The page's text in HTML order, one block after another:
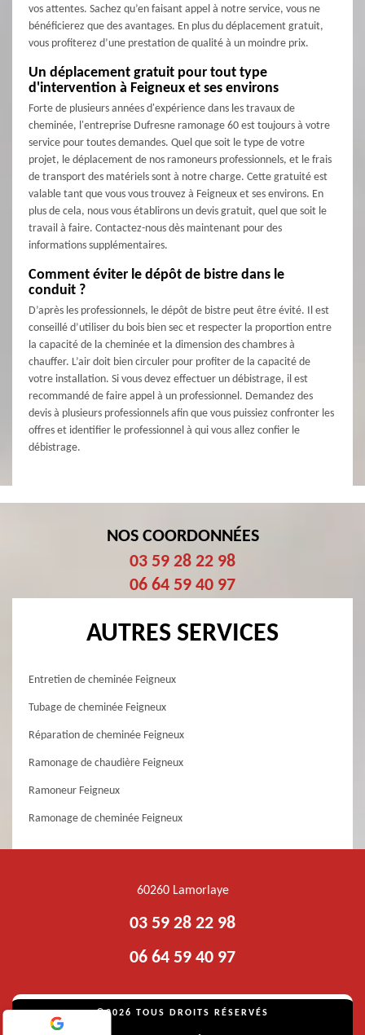
vos attentes. Sachez qu’en faisant appel à notre service, vous ne
bénéficierez que des avantages. En plus du déplacement gratuit,
vous profiterez d’une prestation de qualité à un moindre prix.
Un déplacement gratuit pour tout type
d'intervention à Feigneux et ses environs
Forte de plusieurs années d'expérience dans les travaux de
cheminée, l'entreprise Dufresne ramonage 60 est toujours à votre
service pour toutes demandes. Quel que soit le type de votre
projet, le déplacement de nos ramoneurs professionnels, et le frais
de transport des matériels sont à notre charge. Cette gratuité est
valable tant que vous vous trouvez à Feigneux et ses environs. En
plus de cela, nous vous établirons un devis gratuit, quel que soit le
travail à faire. Contactez-nous dès maintenant pour des
informations supplémentaires.
Comment éviter le dépôt de bistre dans le
conduit ?
D’après les professionnels, le dépôt de bistre peut être évité. Il est
conseillé d’utiliser du bois bien sec et respecter la proportion entre
la capacité de la cheminée et la dimension des chambres à
chauffer. L’air doit bien circuler pour profiter de la capacité de
votre installation. Si vous devez effectuer un débistrage, il est
recommandé de faire appel à un professionnel. Demandez des
devis à plusieurs professionnels afin que vous puissiez confronter les
offres et identifier le professionnel à qui vous allez confier le
débistrage.
NOS COORDONNÉES
03 59 28 22 98
06 64 59 40 97
AUTRES SERVICES
Entretien de cheminée Feigneux
Tubage de cheminée Feigneux
Réparation de cheminée Feigneux
Ramonage de chaudière Feigneux
Ramoneur Feigneux
Ramonage de cheminée Feigneux
60260 Lamorlaye
03 59 28 22 98
06 64 59 40 97
©2026 TOUS DROITS RÉSERVÉS